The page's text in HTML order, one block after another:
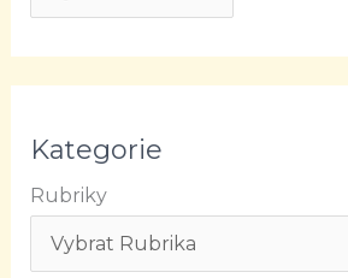
Kategorie
Rubriky